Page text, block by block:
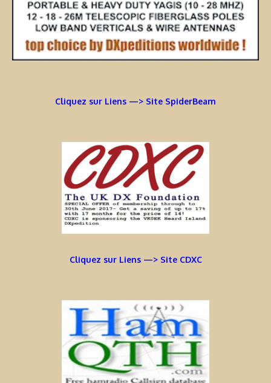
Cliquez sur Liens —> Site SpiderBeam
Cliquez sur Liens —> Site CDXC